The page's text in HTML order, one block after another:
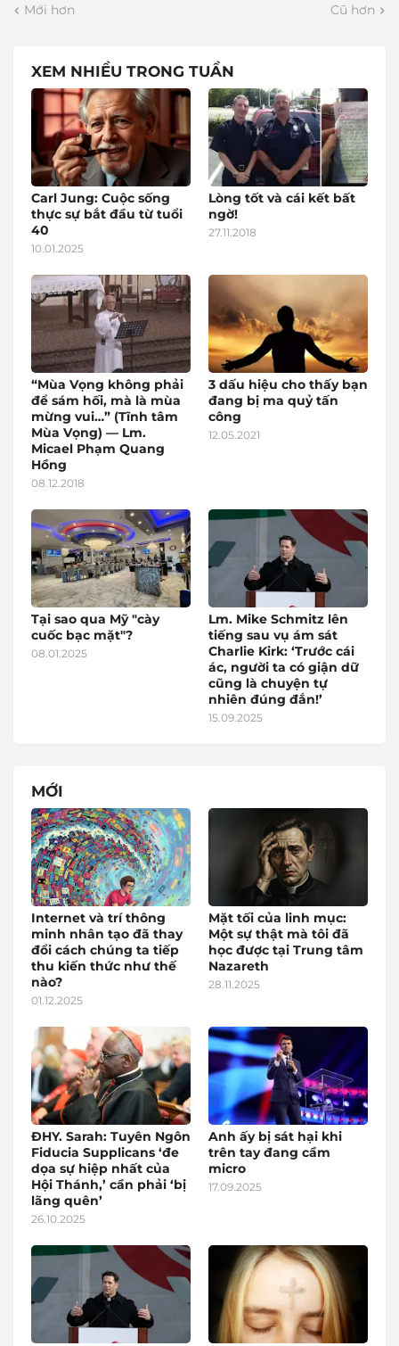
Mới hơn Cũ hơn
XEM NHIỀU TRONG TUẦN
Carl Jung: Cuộc sống
thực sự bắt đầu từ tuổi
40
10.01.2025
Lòng tốt và cái kết bất
ngờ!
27.11.2018
“Mùa Vọng không phải
để sám hối, mà là mùa
mừng vui…” (Tĩnh tâm
Mùa Vọng) — Lm.
Micael Phạm Quang
Hồng
08.12.2018
3 dấu hiệu cho thấy bạn
đang bị ma quỷ tấn
công
12.05.2021
Tại sao qua Mỹ "cày
cuốc bạc mặt"?
08.01.2025
Lm. Mike Schmitz lên
tiếng sau vụ ám sát
Charlie Kirk: ‘Trước cái
ác, người ta có giận dữ
cũng là chuyện tự
nhiên đúng đắn!’
15.09.2025
MỚI
Internet và trí thông
minh nhân tạo đã thay
đổi cách chúng ta tiếp
thu kiến thức như thế
nào?
01.12.2025
Mặt tối của linh mục:
Một sự thật mà tôi đã
học được tại Trung tâm
Nazareth
28.11.2025
ĐHY. Sarah: Tuyên Ngôn
Fiducia Supplicans ‘đe
dọa sự hiệp nhất của
Hội Thánh,’ cần phải ‘bị
lãng quên’
26.10.2025
Anh ấy bị sát hại khi
trên tay đang cầm
micro
17.09.2025